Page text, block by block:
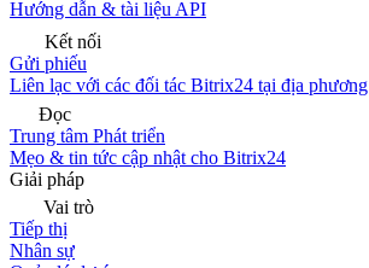
Hướng dẫn & tài liệu API
Kết nối
Gửi phiếu
Liên lạc với các đối tác Bitrix24 tại địa phương
Đọc
Trung tâm Phát triển
Mẹo & tin tức cập nhật cho Bitrix24
Giải pháp
Vai trò
Tiếp thị
Nhân sự